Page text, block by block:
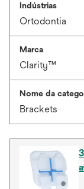
Indústrias
Ortodontia
Marca
Clarity™
Nome da
Brackets